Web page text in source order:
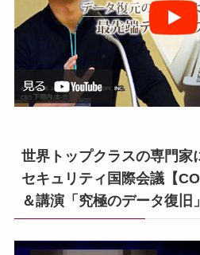
世界トップクラスの専門家
セキュリティ国際会議【
＆講演「究極のデータ復旧」